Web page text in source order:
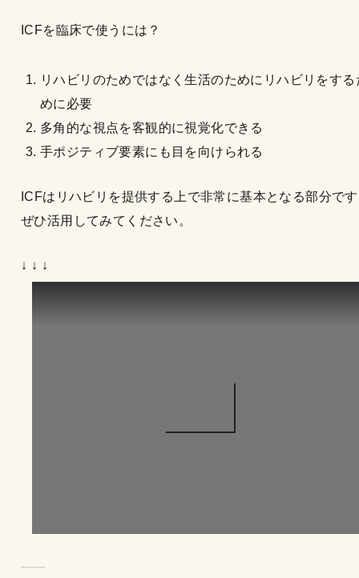
ICFを臨床で使うには？
リハビリのためではなく生活のためにリハビリをする
めに必要
多角的な視点を客観的に視覚化できる
手ポジティブ要素にも目を向けられる
ICFはリハビリを提供する上で非常に基本となる部分で
ぜひ活用してみてください。
↓ ↓ ↓